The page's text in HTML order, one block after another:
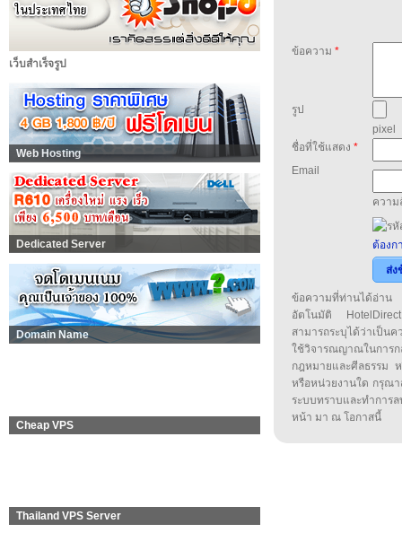
เว็บสำเร็จรูป
Web Hosting
Dedicated Server
Domain Name
Cheap VPS
Thailand VPS Server
ข้อความ *
รูป
pixel
ชื่อที่ใช้แสดง *
Email
ความ
ต้องก
ส่ง
ข้อความที่ท่านได้อ่าน
อัตโนมัติ
สามารถระบุได้ว่าเป็น
ใช้วิจารณญาณในกา
กฎหมายและศีลธรรม
หรือหน่วยงานใด กรุณา
ระบบทราบและทำกา
หน้า มา ณ โอกาสนี้